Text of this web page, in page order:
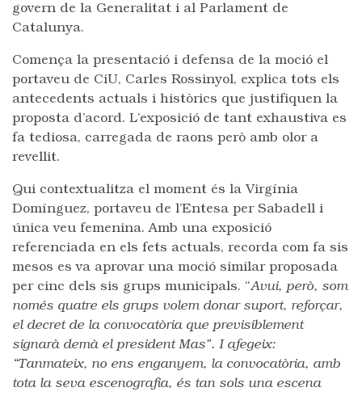
govern de la Generalitat i al Parlament de
Catalunya.
Comença la presentació i defensa de la moció el
portaveu de CiU, Carles Rossinyol, explica tots els
antecedents actuals i històrics que justifiquen la
proposta d’acord. L’exposició de tant exhaustiva es
fa tediosa, carregada de raons però amb olor a
revellit.
Qui contextualitza el moment és la Virgínia
Domínguez, portaveu de l’Entesa per Sabadell i
única veu femenina. Amb una exposició
referenciada en els fets actuals, recorda com fa sis
mesos es va aprovar una moció similar proposada
per cinc dels sis grups municipals. “Avui, però, som
només quatre els grups volem donar suport, reforçar,
el decret de la convocatòria que previsiblement
signarà demà el president Mas”. I afegeix:
“Tanmateix, no ens enganyem, la convocatòria, amb
tota la seva escenografia, és tan sols una escena